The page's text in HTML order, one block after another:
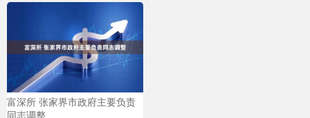
富深所 张家界市政府主要负责
同志调整